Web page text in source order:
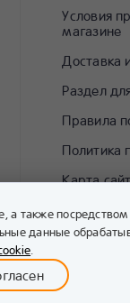
Условия
магазине
Доставка
Раздел
Правила
Политика
Карта
также
данные